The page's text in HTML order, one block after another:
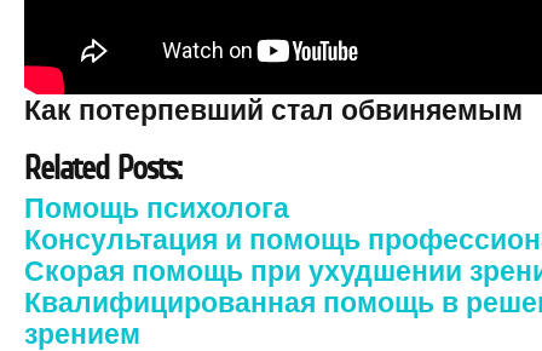
Как потерпевший стал обвиняемым
Related Posts:
Помощь психолога
Консультация и помощь
Скорая помощь при ухудшении
Квалифицированная помощь в
зрением